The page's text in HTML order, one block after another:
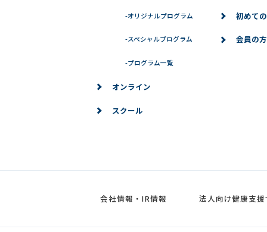
-オリジナルプログラム
-スペシャルプログラム
-プログラム一覧
オンライン
スクール
初めて
会員の
会社情報・IR情報 法人向け健康支